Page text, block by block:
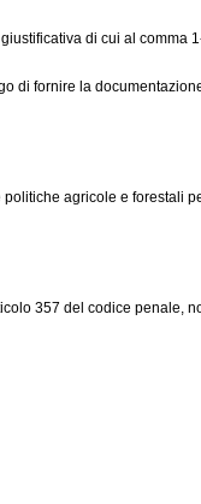
di cui al comma
di fornire la
agricole e forestali
357 del codice penale,